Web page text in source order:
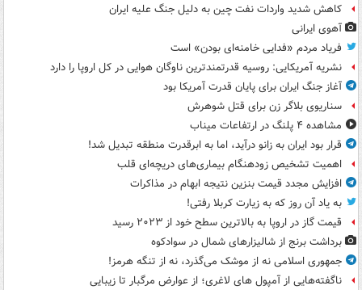
کاهش شدید واردات نفت چین به دلیل جنگ علیه ایران
آهوی ایرانی
فریاد مردم «فدایی خامنه‌ای بودن» است
نشریه آمریکایی: روسیه قدرتمندترین ناوگان هوایی در کل اروپا را دارد
آغاز جنگ ایران برای پایان قدرت آمریکا بود
سناریوی بلاگر زن برای قتل شوهرش
مشاهده ۴ پلنگ در ارتفاعات میناب
قرار بود ایران به زانو درآید، اما به ابرقدرت منطقه تبدیل شد!
اهمیت تشخیص زودهنگام بیماری‌های دریچه‌ای قلب
افزایش مجدد قیمت بنزین نتیجه ابهام در مذاکرات
به یاد آن روز که به زیارت کربلا رفتی!
قیمت گاز در اروپا به بالاترین سطح خود از ۲۰۲۳ رسید
برداشت برنج از شالیزارهای شمال در سوادکوه
جمهوری اسلامی نه از موشک می‌گذرد، نه از تنگه هرمز!
ناگفته‌هایی از آمپول های لاغری؛ از عوارض مرگبار تا زیبایی